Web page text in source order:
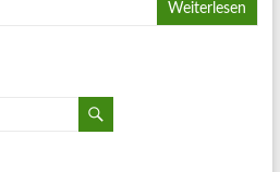
Weiterlesen